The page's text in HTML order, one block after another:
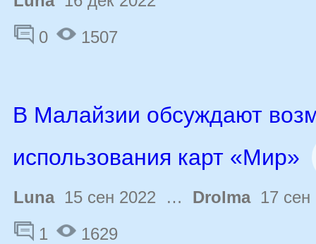
0
1507
В Малайзии обсуждают
использования карт «Мир»
Luna15 сен 2022 … Drolma17 сен
1
1629